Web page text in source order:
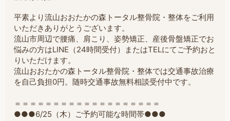
平素より流山おおたかの森トータル整骨院・整体をご利用
いただきありがとうございます。
流山市周辺で腰痛、肩こり、姿勢矯正、産後骨盤矯正でお
悩みの方はLINE（24時間受付）またはTELにてご予約おと
りいただけます。
流山おおたかの森トータル整骨院・整体では交通事故治療
を自己負担0円。随時交通事故無料相談受付中です。
＝＝＝＝＝＝＝＝＝＝＝＝＝＝＝＝＝＝＝
●●●6/25（木）ご予約可能な時間帯●●●